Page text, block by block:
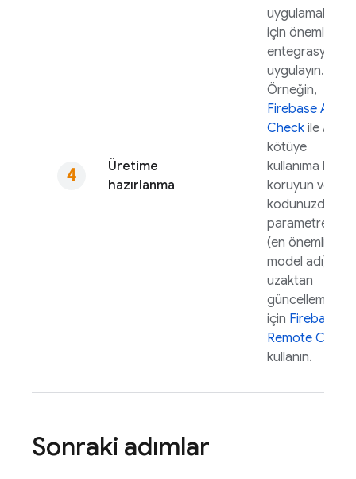
Üretime
hazırlanma
uygulamaları
için önemli
uygulayın.
Örneğin,
Firebase App
Check ile API'yi
kötüye
kullanıma karşı
koruyun ve
kodunuzdaki
parametreleri
(en önemlisi
model adı)
uzaktan
güncellemek
için Firebase
Remote Config
kullanın.
Sonraki adımlar